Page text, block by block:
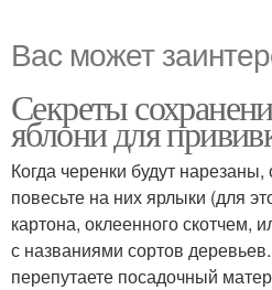
Вас может
Секреты
яблони для
Когда черенки будут
повесьте на них ярлыки (для
картона, оклеенного скотчем,
с названиями сортов
перепутаете посадочный